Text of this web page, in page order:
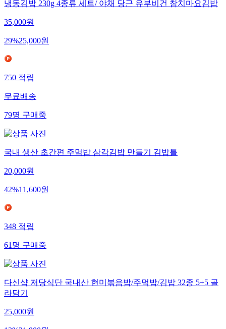
냉동김밥 230g 4종류 세트/ 야채 당근 유부비건 참치마요김밥
35,000원
29%25,000원
750적립
무료배송
79명구매중
국내 생산 초간편 주먹밥 삼각김밥 만들기 김밥틀
20,000원
42%11,600원
348적립
61명구매중
다신샵 저당식단 국내산 현미볶음밥/주먹밥/김밥 32종 5+5 골
라담기
25,000원